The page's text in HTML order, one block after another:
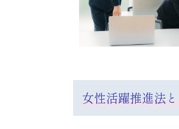
女性活躍推進法と